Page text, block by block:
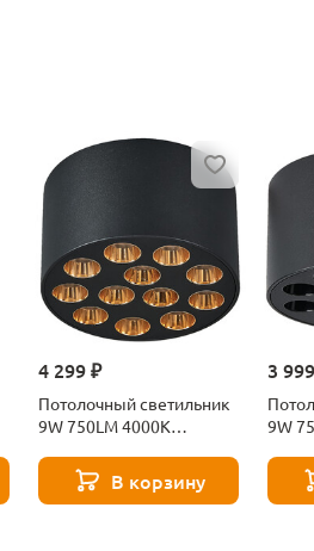
4 299 ₽
Потолочный светильник
9W 750LM 4000K
черный/золотоВ корзину
3
9W